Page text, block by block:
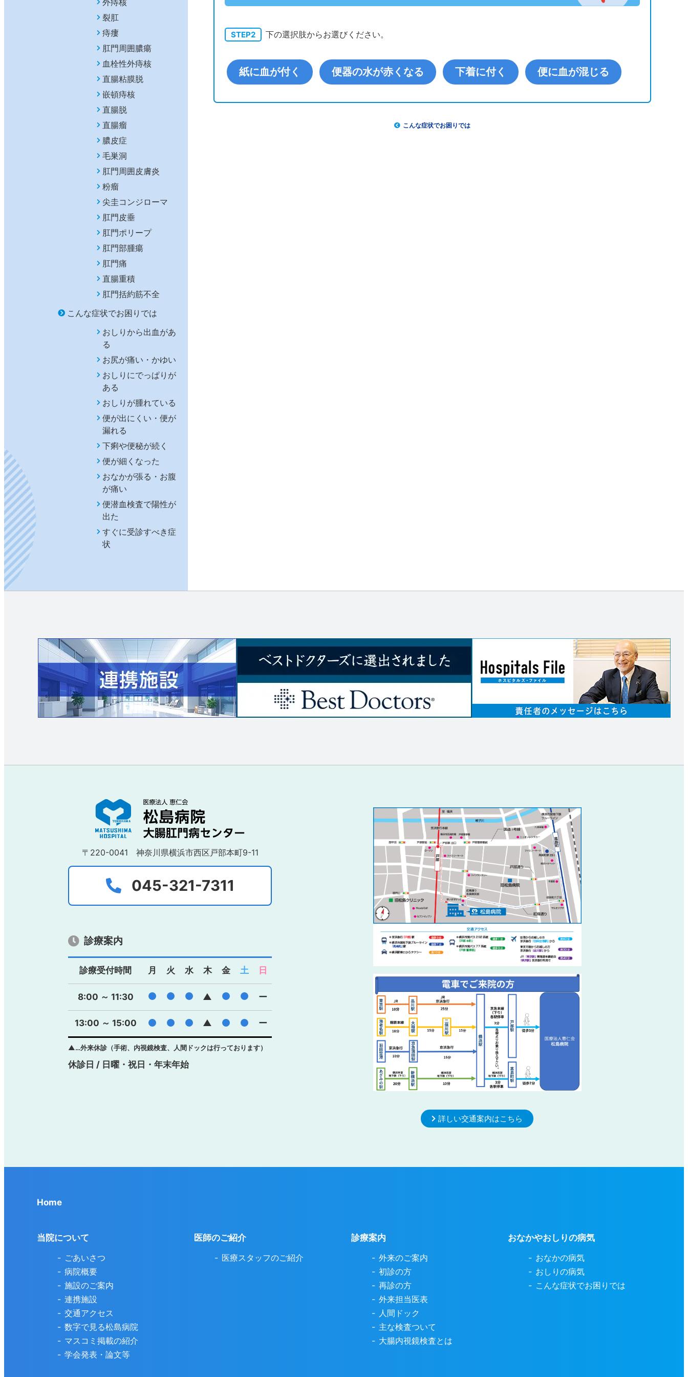
STEP2 下の選択肢からお選びください。
紙に血が付く 便器の水が赤くなる 下着に付く 便に血が混じる
こんな症状でお困りでは
外痔核
裂肛
痔瘻
肛門周囲膿瘍
血栓性外痔核
直腸粘膜脱
嵌頓痔核
直腸脱
直腸瘤
膿皮症
毛巣洞
肛門周囲皮膚炎
粉瘤
尖圭コンジローマ
肛門皮垂
肛門ポリープ
肛門部腫瘍
肛門痛
直腸重積
肛門括約筋不全
こんな症状でお困りでは
おしりから出血があ
る
お尻が痛い・かゆい
おしりにでっぱりが
ある
おしりが腫れている
便が出にくい・便が
漏れる
下痢や便秘が続く
便が細くなった
おなかが張る・お腹
が痛い
便潜血検査で陽性が
出た
すぐに受診すべき症
状
〒220-0041 神奈川県横浜市西区戸部本町9-11
045-321-7311
診療案内
診療受付時間 月 火 水 木 金 土 日
8:00 ～ 11:30 ● ● ● ▲ ● ● ー
13:00 ～ 15:00 ● ● ● ▲ ● ● ー
▲…外来休診（手術、内視鏡検査、人間ドックは行っております）
休診日 / 日曜・祝日・年末年始
詳しい交通案内はこちら
Home
当院について
ごあいさつ
病院概要
施設のご案内
連携施設
交通アクセス
数字で見る松島病院
マスコミ掲載の紹介
学会発表・論文等
医師のご紹介
医療スタッフのご紹介
診療案内
外来のご案内
初診の方
再診の方
外来担当医表
人間ドック
主な検査ついて
大腸内視鏡検査とは
おなかやおしりの病気
おなかの病気
おしりの病気
こんな症状でお困りでは